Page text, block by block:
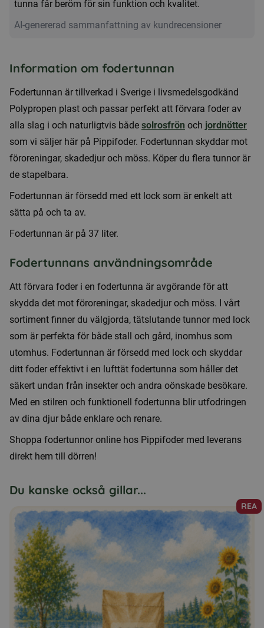
tunna får beröm för sin funktion och kvalitet.
AI-genererad sammanfattning av kundrecensioner
Information om fodertunnan
Fodertunnan är tillverkad i Sverige i livsmedelsgodkänd
Polypropen plast och passar perfekt att förvara foder av
alla slag i och naturligtvis både solrosfrön och jordnötter
som vi säljer här på Pippifoder. Fodertunnan skyddar mot
föroreningar, skadedjur och möss. Köper du flera tunnor är
de stapelbara.
Fodertunnan är försedd med ett lock som är enkelt att
sätta på och ta av.
Fodertunnan är på 37 liter.
Fodertunnans användningsområde
Att förvara foder i en fodertunna är avgörande för att
skydda det mot föroreningar, skadedjur och möss. I vårt
sortiment finner du välgjorda, tätslutande tunnor med lock
som är perfekta för både stall och gård, inomhus som
utomhus. Fodertunnan är försedd med lock och skyddar
ditt foder effektivt i en lufttät fodertunna som håller det
säkert undan från insekter och andra oönskade besökare.
Med en stilren och funktionell fodertunna blir utfodringen
av dina djur både enklare och renare.
Shoppa fodertunnor online hos Pippifoder med leverans
direkt hem till dörren!
Du kanske också gillar...
REA
Den
här
produkten
har
flera
varianter.
De